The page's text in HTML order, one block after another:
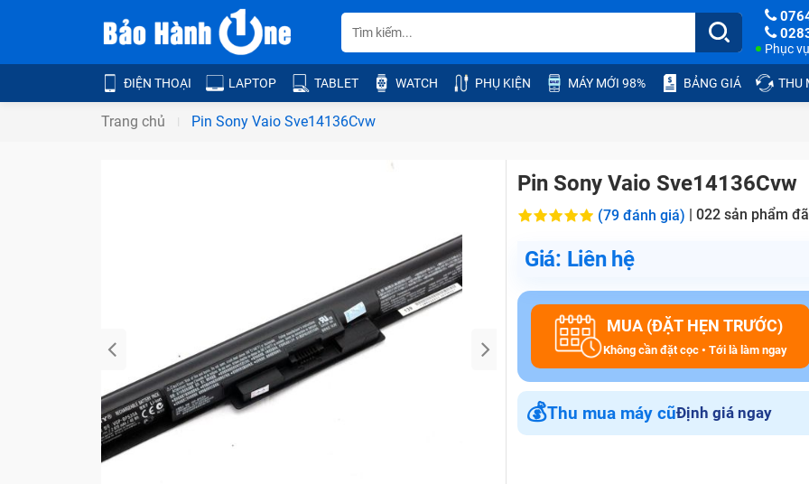
Phục
ĐIỆN THOẠI LAPTOP TABLET WATCH PHỤ KIỆN MÁY MỚI 98% BẢNG GIÁ THU
Trang chủ Pin Sony Vaio Sve14136Cvw
Pin Sony Vaio Sve14136Cvw
(79 đánh giá) | 022 sản phẩm
Giá: Liên hệ
MUA (ĐẶT HẸN TRƯỚC)
Không cần đặt cọc • Tới là làm ngay
💰Thu mua máy cũĐịnh giá ngay